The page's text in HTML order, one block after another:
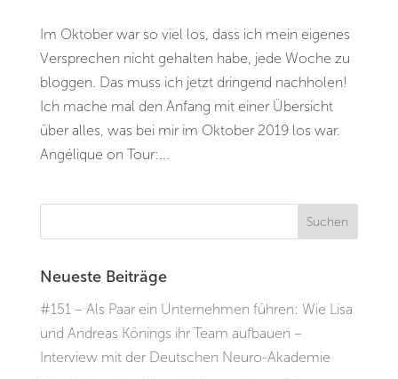
Im Oktober war so viel los, dass ich mein eigenes
Versprechen nicht gehalten habe, jede Woche zu
bloggen. Das muss ich jetzt dringend nachholen!
Ich mache mal den Anfang mit einer Übersicht
über alles, was bei mir im Oktober 2019 los war.
Angélique on Tour:...
Neueste Beiträge
#151 – Als Paar ein Unternehmen führen: Wie Lisa
und Andreas Könings ihr Team aufbauen –
Interview mit der Deutschen Neuro-Akademie